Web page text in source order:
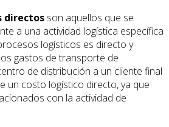
directos son aquellos que se
a una actividad logística específica
logísticos es directo y
gastos de transporte de
de distribución a un cliente final
un costo logístico directo, ya que
con la actividad de